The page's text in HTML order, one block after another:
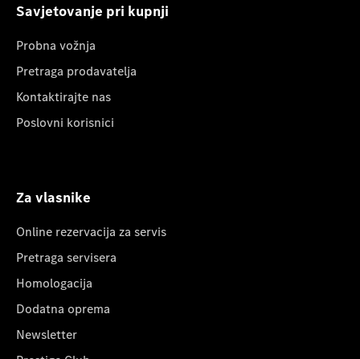
Savjetovanje pri kupnji
Probna vožnja
Pretraga prodavatelja
Kontaktirajte nas
Poslovni korisnici
Za vlasnike
Online rezervacija za servis
Pretraga servisera
Homologacija
Dodatna oprema
Newsletter